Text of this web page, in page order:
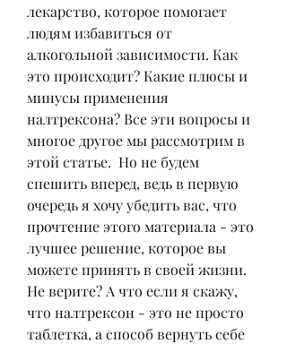
лекарство, которое помогает
людям избавиться от
алкогольной зависимости. Как
это происходит? Какие плюсы и
минусы применения
налтрексона? Все эти вопросы и
многое другое мы рассмотрим в
этой статье.  Но не будем
спешить вперед, ведь в первую
очередь я хочу убедить вас, что
прочтение этого материала - это
лучшее решение, которое вы
можете принять в своей жизни.
Не верите? А что если я скажу,
что налтрексон - это не просто
таблетка, а способ вернуть себе